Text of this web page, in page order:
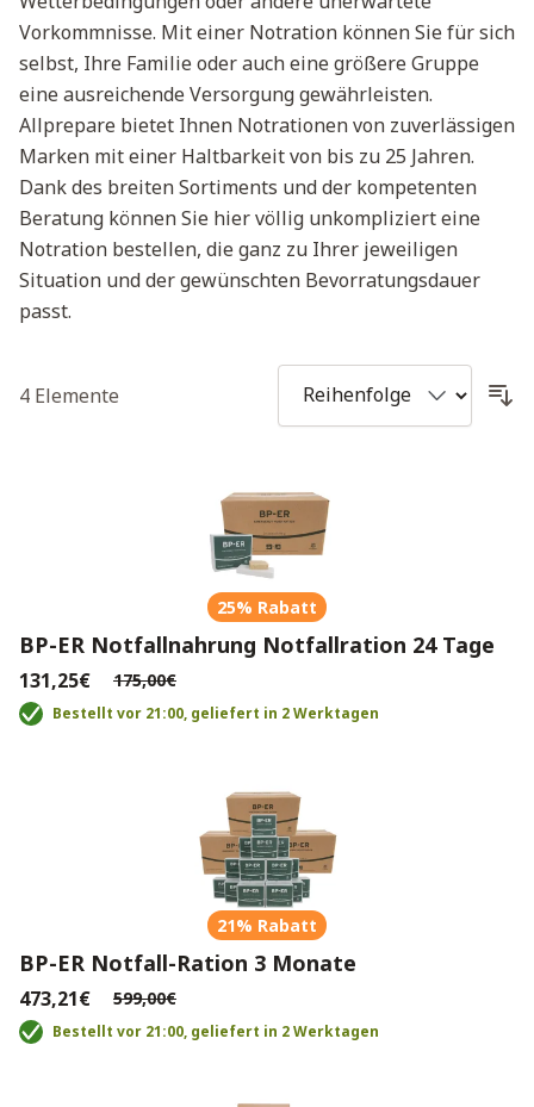
Vorkommnisse. Mit einer Notration können Sie für sich
selbst, Ihre Familie oder auch eine größere Gruppe
eine ausreichende Versorgung gewährleisten.
Allprepare bietet Ihnen Notrationen von zuverlässigen
Marken mit einer Haltbarkeit von bis zu 25 Jahren.
Dank des breiten Sortiments und der kompetenten
Beratung können Sie hier völlig unkompliziert eine
Notration bestellen, die ganz zu Ihrer jeweiligen
Situation und der gewünschten Bevorratungsdauer
passt.
4 Elemente
25% Rabatt
BP-ER Notfallnahrung Notfallration 24 Tage
131,25€ 175,00€
Bestellt vor 21:00, geliefert in 2 Werktagen
21% Rabatt
BP-ER Notfall-Ration 3 Monate
473,21€ 599,00€
Bestellt vor 21:00, geliefert in 2 Werktagen